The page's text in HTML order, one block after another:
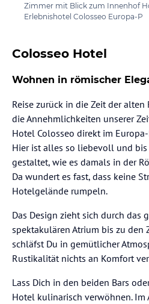
Zimmer mit Blick zum Innenhof
Erlebnishotel Colosseo Europa-P
Colosseo Hotel
Wohnen in römischer
Reise zurück in die Zeit der
die Annehmlichkeiten unserer
Hotel Colosseo direkt im
Hier ist alles so liebevoll und
gestaltet, wie es damals in der
Da wundert es fast, dass keine
Hotelgelände rumpeln.
Das Design zieht sich durch das
spektakulären Atrium bis zu den
schläfst Du in gemütlicher
Rustikalität nichts an Komfort
Lass Dich in den beiden Bars
Hotel kulinarisch verwöhnen. Im